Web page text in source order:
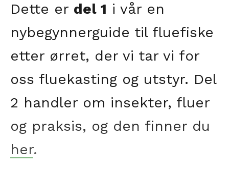
Dette er del 1 i vår en
nybegynnerguide til fluefiske
etter ørret, der vi tar vi for
oss fluekasting og utstyr. Del
2 handler om insekter, fluer
og praksis, og den finner du
her.